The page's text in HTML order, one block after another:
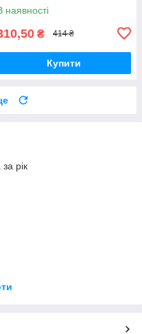
наявності
₴ 414 ₴
Купити
рік